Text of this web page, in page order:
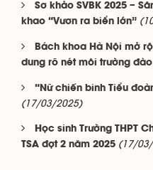
Sơ khảo SVBK 2025 –
khao “Vươn ra biển lớn”
Bách khoa Hà Nội mở
dung rõ nét môi trường
“Nữ chiến binh Tiểu
(17/03/2025)
Học sinh Trường THPT
TSA đợt 2 năm 2025 (17/